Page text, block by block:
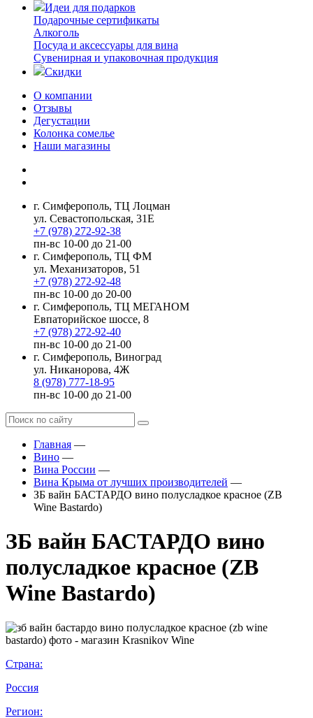
Идеи для подарков
Подарочные сертификаты
Алкоголь
Посуда и аксессуары для вина
Сувенирная и упаковочная продукция
Скидки
О компании
Отзывы
Дегустации
Колонка сомелье
Наши магазины
г. Симферополь, ТЦ Лоцман
ул. Севастопольская, 31Е
+7 (978) 272-92-38
пн-вс 10-00 до 21-00
г. Симферополь, ТЦ ФМ
ул. Механизаторов, 51
+7 (978) 272-92-48
пн-вс 10-00 до 20-00
г. Симферополь, ТЦ МЕГАНОМ
Евпаторийское шоссе, 8
+7 (978) 272-92-40
пн-вс 10-00 до 21-00
г. Симферополь, Виноград
ул. Никанорова, 4Ж
8 (978) 777-18-95
пн-вс 10-00 до 21-00
Главная —
Вино —
Вина России —
Вина Крыма от лучших производителей —
ЗБ вайн БАСТАРДО вино полусладкое красное (ZB
Wine Bastardo)
ЗБ вайн БАСТАРДО вино
полусладкое красное (ZB
Wine Bastardo)
Страна:
Россия
Регион: